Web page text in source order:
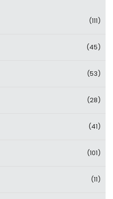
(111)
(45)
(53)
(28)
(41)
(101)
(11)